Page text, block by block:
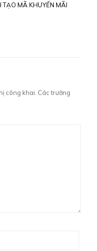
TẠO MÃ KHUYẾN MÃI
công khai. Các trường